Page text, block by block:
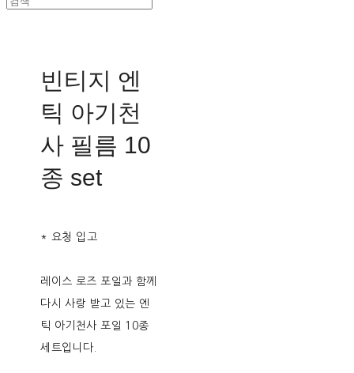
빈티지 엔
틱 아기천
사 필름 10
종 set
* 요청 입고
레이스 로즈 포일과 함께
다시 사랑 받고 있는 엔
틱 아기천사 포일 10종
세트입니다.